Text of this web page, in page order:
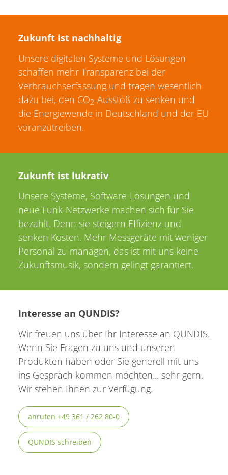
Zukunft ist nachhaltig
Unsere digitalen Systeme und Lösungen
schaffen mehr Transparenz bei der
Verbrauchserfassung und tragen wesentlich
dazu bei, den CO2-Ausstoß zu senken und
die Energiewende in Deutschland und der EU
voranzutreiben.
Zukunft ist lukrativ
Unsere Systeme, Software-Lösungen und
neue Funk-Netzwerke machen sich für Sie
bezahlt. Denn sie steigern Effizienz und
senken Kosten. Mehr Messgeräte mit weniger
Personal zu managen, das ist mit uns keine
Zukunftsmusik, sondern gelingt garantiert.
Interesse an QUNDIS?
Wir freuen uns über Ihr Interesse an QUNDIS.
Wenn Sie Fragen zu uns und unseren
Produkten haben oder Sie generell mit uns
ins Gespräch kommen möchten... sehr gern.
Wir stehen Ihnen zur Verfügung.
anrufen +49 361 / 262 80-0
QUNDIS schreiben